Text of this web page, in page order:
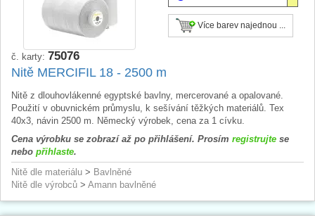
Více barev najednou ...
č. karty: 75076
Nitě MERCIFIL 18 - 2500 m
Nitě z dlouhovlákenné egyptské bavlny, mercerované a opalované.
Použití v obuvnickém průmyslu, k sešívání těžkých materiálů. Tex
40x3, návin 2500 m. Německý výrobek, cena za 1 cívku.
Cena výrobku se zobrazí až po přihlášení. Prosím registrujte se
nebo přihlaste.
Nitě dle materiálu > Bavlněné
Nitě dle výrobců > Amann bavlněné